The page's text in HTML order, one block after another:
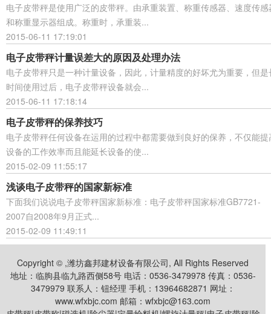
电子皮带秤是使用广泛的皮带秤。由承重装置、称重传感器、速度传感
和称重显示器组成。称重时，承重装...
2015-06-11 17:19:01
电子皮带秤计量误差大的原因及处理办法
电子皮带秤只是一种计量设备，因此，计量精度的好坏尤为重要，但是
时间使用过后，电子皮带秤设备就会...
2015-06-11 17:18:14
电子皮带秤的保养技巧
电子皮带秤任何设备在运用的过程中都需要做到良好的保养，不仅能提
设备的工作效率而且能延长设备的使...
2015-02-09 11:55:17
浅谈电子皮带秤的国家新标准
下面我们说说电子皮带秤国家新标准：电子皮带秤国家标准GB7721-
2007自2008年9月正式...
2015-02-09 11:49:11
Copyright © ,潍坊鑫邦建材设备有限公司, All Rights Reserved
地址：临朐县临九路西侧58号 电话：0536-3479978 传真：0536-
3479979 联系人：钮经理 手机：13964682871 网址：
www.wfxbjc.com 邮箱：wfxbjc@163.com